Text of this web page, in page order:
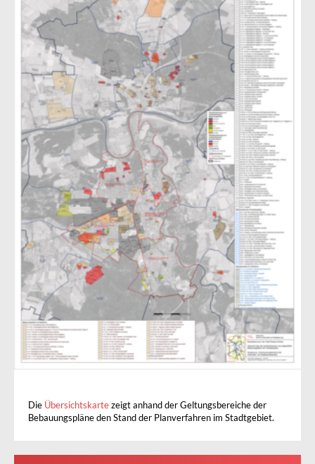
Die Übersichtskarte zeigt anhand der Geltungsbereiche der
Bebauungspläne den Stand der Planverfahren im Stadtgebiet.